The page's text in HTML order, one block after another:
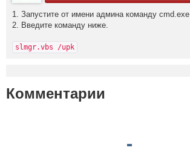
1. Запустите от имени админа команду cmd.exe
2. Введите команду ниже.
slmgr.vbs /upk
Комментарии